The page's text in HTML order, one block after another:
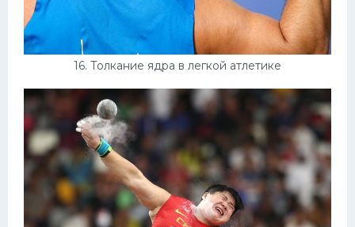
16. Толкание ядра в легкой атлетике